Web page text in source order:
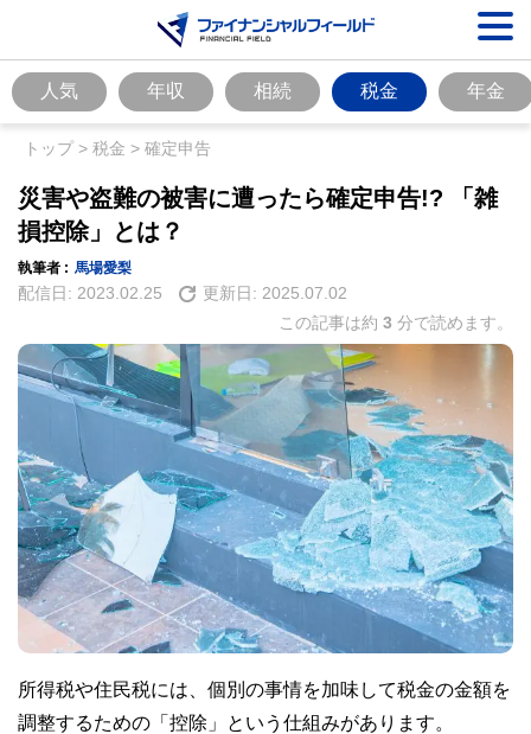
人気 年収 相続 税金 年金
トップ> 税金 > 確定申告
災害や盗難の被害に遭ったら確定申告!? 「雑
損控除」とは？
執筆者 : 馬場愛梨
配信日: 2023.02.25 更新日: 2025.07.02
この記事は約 3 分で読めます。
所得税や住民税には、個別の事情を加味して税金の金額を
調整するための「控除」という仕組みがあります。